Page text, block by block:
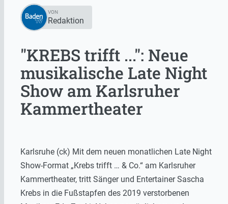
VON
Redaktion
"KREBS trifft ...": Neue
musikalische Late Night
Show am Karlsruher
Kammertheater
Karlsruhe (ck) Mit dem neuen monatlichen Late Night
Show-Format „Krebs trifft … & Co.“ am Karlsruher
Kammertheater, tritt Sänger und Entertainer Sascha
Krebs in die Fußstapfen des 2019 verstorbenen